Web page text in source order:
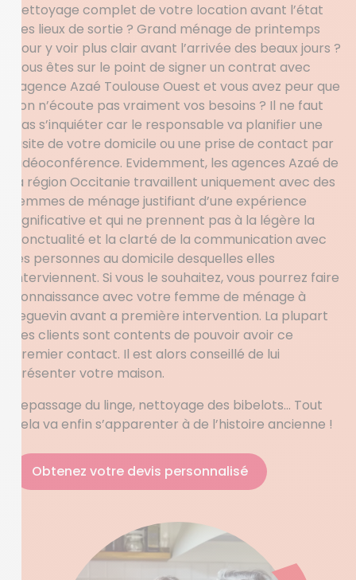
Nettoyage complet de votre location avant l’état
des lieux de sortie ? Grand ménage de printemps
pour y voir plus clair avant l’arrivée des beaux jours ?
Vous êtes sur le point de signer un contrat avec
l’agence Azaé Toulouse Ouest et vous avez peur que
l’on n’écoute pas vraiment vos besoins ? Il ne faut
pas s’inquiéter car le responsable va planifier une
visite de votre domicile ou une prise de contact par
vidéoconférence. Evidemment, les agences Azaé de
la région Occitanie travaillent uniquement avec des
femmes de ménage justifiant d’une expérience
significative et qui ne prennent pas à la légère la
ponctualité et la clarté de la communication avec
les personnes au domicile desquelles elles
interviennent. Si vous le souhaitez, vous pourrez faire
connaissance avec votre femme de ménage à
Leguevin avant a première intervention. La plupart
des clients sont contents de pouvoir avoir ce
premier contact. Il est alors conseillé de lui
présenter votre maison.
Repassage du linge, nettoyage des bibelots… Tout
cela va enfin s’apparenter à de l’histoire ancienne !
Obtenez votre devis personnalisé